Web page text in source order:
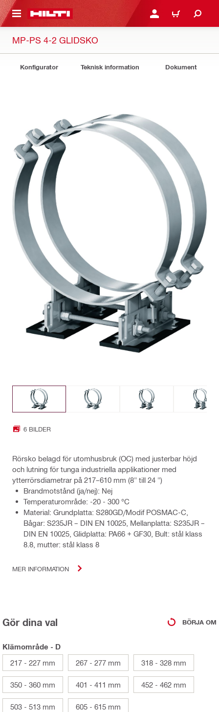
GÅ TILL HUVUDSIDAN LOGGA IN ELLER
VARUKORG
MP-PS 4-2 GLIDSKO
Konfigurator Teknisk information Dokument
6 BILDER
Rörsko belagd för utomhusbruk (OC) med justerbar höjd
och lutning för tunga industriella applikationer med
ytterrörsdiametrar på 217–610 mm (8" till 24 ")
Brandmotstånd (ja/nej): Nej
Temperaturområde: -20 - 300 °C
Material: Grundplatta: S280GD/Modif POSMAC-C,
Bågar: S235JR – DIN EN 10025, Mellanplatta: S235JR –
DIN EN 10025, Glidplatta: PA66 + GF30, Bult: stål klass
8.8, mutter: stål klass 8
MER INFORMATION
Gör dina val BÖRJA OM
Klämområde - D
217 - 227 mm
267 - 277 mm 318 - 328 mm
350 - 360 mm 401 - 411 mm 452 - 462 mm
503 - 513 mm 605 - 615 mm